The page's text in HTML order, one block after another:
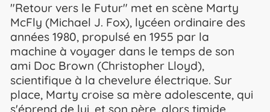
"Retour vers le Futur" met en scène Marty
McFly (Michael J. Fox), lycéen ordinaire des
années 1980, propulsé en 1955 par la
machine à voyager dans le temps de son
ami Doc Brown (Christopher Lloyd),
scientifique à la chevelure électrique. Sur
place, Marty croise sa mère adolescente, qui
s'éprend de lui, et son père, alors timide